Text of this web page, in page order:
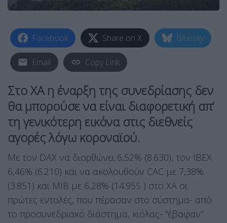
Facebook Share on X Bluesky
Email Copy Link
Στο ΧΑ η έναρξη της συνεδρίασης δεν
θα μπορούσε να είναι διαφορετική απ’
τη γενικότερη εικόνα στις διεθνείς
αγορές λόγω κοροναϊού.
Με τον DAX να διορθώνει 6,52% (8.630), τον ΙΒΕΧ
6,46% (6.210) και να ακολουθούν CAC με 7,38%
(3.851) και ΜΙΒ με 6,28% (14.955 ) στο ΧΑ οι
πρώτες εντολές, που πέρασαν στο σύστημα- από
το προσυνεδριακό διάστημα, κιόλας- “έβαφαν”